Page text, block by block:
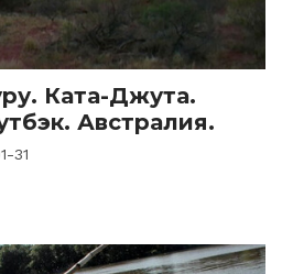
Ката-Джута.
Австралия.
31